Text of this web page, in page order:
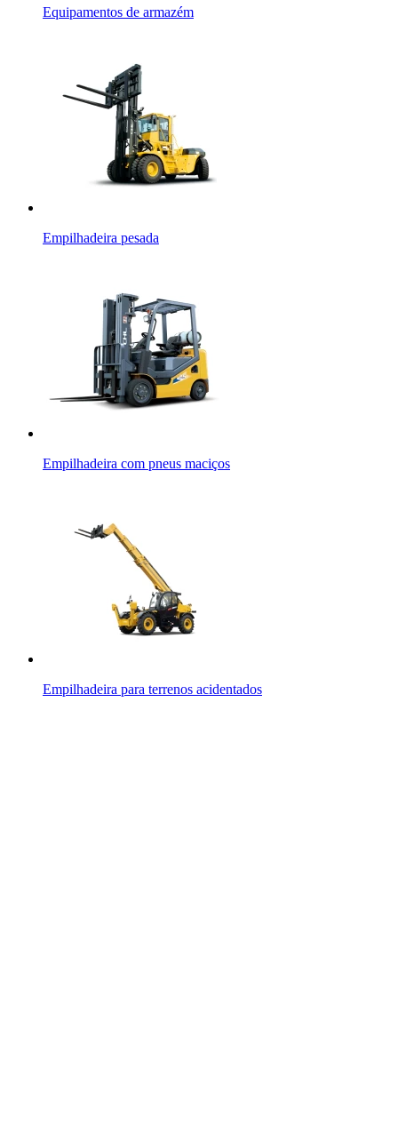
Equipamentos de armazém
Empilhadeira pesada
Empilhadeira com pneus maciços
Empilhadeira para terrenos acidentados